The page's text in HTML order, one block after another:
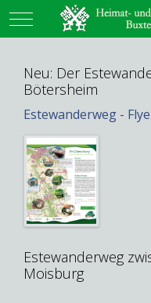
Mobile Menu Toggle
Neu: Der
Bötersheim
Estewanderweg -
Estewanderweg
Moisburg